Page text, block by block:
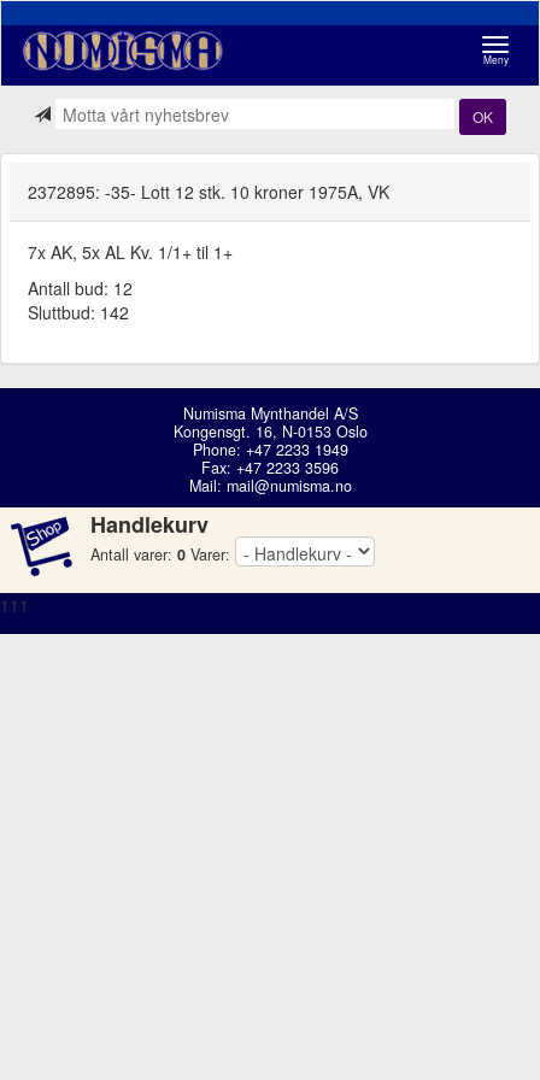
Meny
OK
2372895: -35- Lott 12 stk. 10 kroner 1975A, VK
7x AK, 5x AL Kv. 1/1+ til 1+
Antall bud: 12
Sluttbud: 142
Numisma Mynthandel A/S
Kongensgt. 16, N-0153 Oslo
Phone: +47 2233 1949
Fax: +47 2233 3596
Mail: mail@numisma.no
Handlekurv
Antall varer: 0 Varer:
111